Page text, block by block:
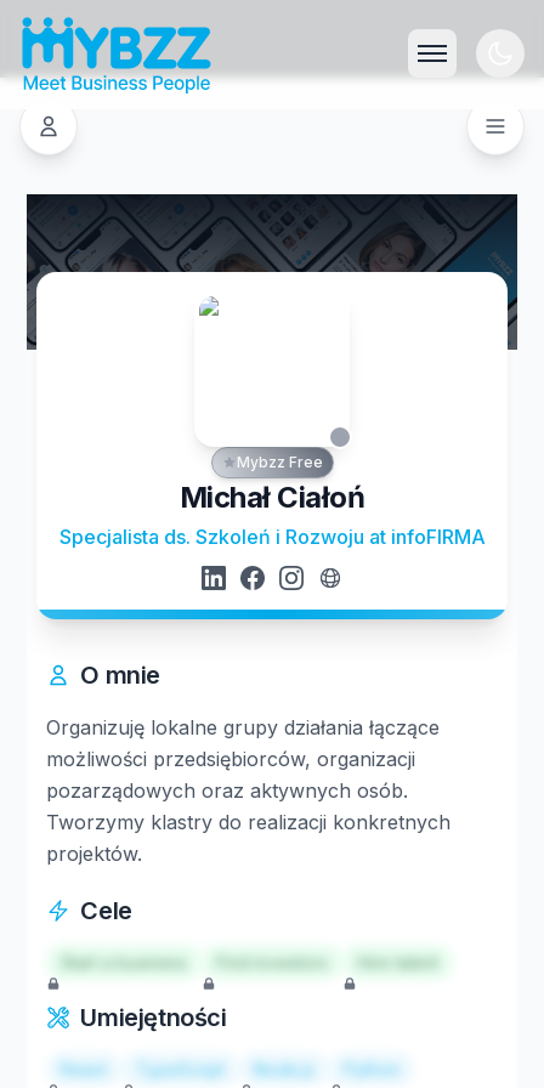
Mybzz Free
Michał Ciałoń
Specjalista ds. Szkoleń i Rozwoju at infoFIRMA
O mnie
Organizuję lokalne grupy działania łączące
możliwości przedsiębiorców, organizacji
pozarządowych oraz aktywnych osób.
Tworzymy klastry do realizacji konkretnych
projektów.
Cele
Start a business Hire talent
Umiejętności
React TypeScript Node.js Python